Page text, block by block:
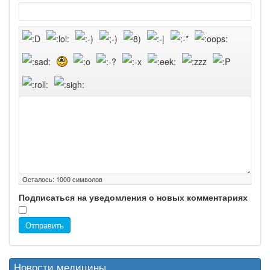
Осталось: 1000символов
Подписаться на уведомления о новых комментариях
Отправить
Новости медицины